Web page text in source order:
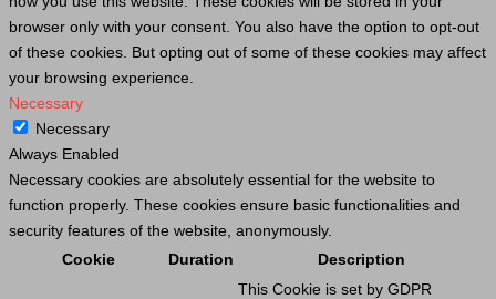
browser only with your consent. You also have the option to opt-out
of these cookies. But opting out of some of these cookies may affect
your browsing experience.
Necessary
Necessary
Always Enabled
Necessary cookies are absolutely essential for the website to
function properly. These cookies ensure basic functionalities and
security features of the website, anonymously.
Cookie
Duration Description
This Cookie is set by GDPR